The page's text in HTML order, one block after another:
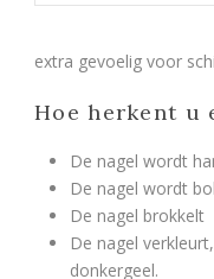
extra gevoelig voor
Hoe herkent u
De nagel wordt
De nagel wordt
De nagel brokkelt
De nagel
donkergeel.